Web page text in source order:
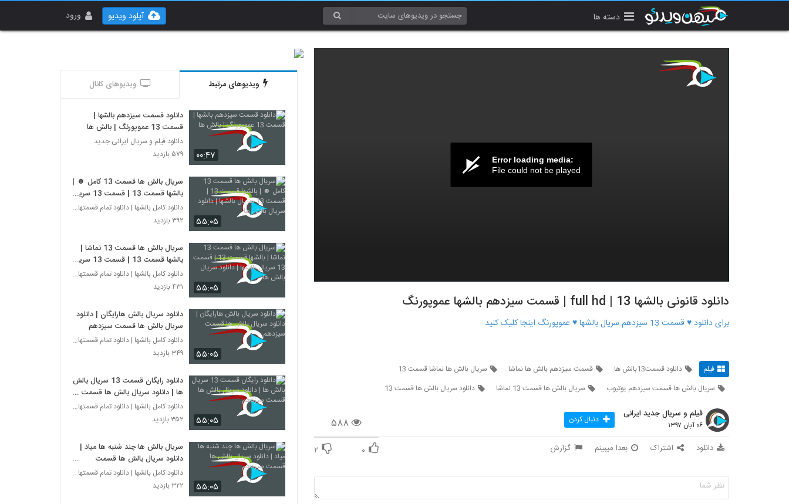
دسته ها ورود آپلود ویدیو
Error loading media:
File could not be played
دانلود قانونی بالشها 13 | full hd | قسمت سیزدهم بالشها عموپورنگ
برای دانلود ♥ قسمت 13 سیزدهم سریال بالشها ♥ عموپورنگ اینجا کلیک کنید
فیلم دانلود قسمت13بالش ها قسمت سیزدهم بالش ها نماشا
سریال بالش ها نماشا قسمت 13
سریال بالش ها قسمت سیزدهم یوتیوب
سریال بالش ها قسمت 13 نماشا دانلود سریال بالش ها قسمت 13
۵۸۸
فیلم و سریال جدید ایرانی
۰۶ آبان ۱۳۹۷ دنبال کردن
دانلود اشتراک بعدا میبینم گزارش ۰ ۲
ویدیوهای مرتبط ویدیوهای کانال
۰۰:۴۷
دانلود قسمت سیزدهم بالشها |
قسمت 13 عموپورنگ | بالش ها
دانلود فیلم و سریال ایرانی جدید
۵۷۹ بازدید
۵۵:۰۵
سریال بالش ها قسمت 13 کامل ☻ |
بالشها قسمت 13 | قسمت 13 سریال
بالشها | دانلود سریال بالش ها
دانلود کامل بالشها | دانلود تمام قسمتهای سریال بال
۳۹۲ بازدید
۵۵:۰۵
سریال بالش ها قسمت 13 نماشا |
بالشها قسمت 13 | قسمت 13 سریال
بالشها | دانلود سریال بالش ها
دانلود کامل بالشها | دانلود تمام قسمتهای سریال بال
۴۳۱ بازدید
۵۵:۰۵
دانلود سریال بالش ها‌رایگان | دانلود
سریال بالش ها قسمت سیزدهم
دانلود کامل بالشها | دانلود تمام قسمتهای سریال بال
۳۴۹ بازدید
۵۵:۰۵
دانلود رایگان قسمت 13 سریال بالش
ها | دانلود سریال بالش ها قسمت
سیزدهم
دانلود کامل بالشها | دانلود تمام قسمتهای سریال بال
۳۵۲ بازدید
۵۵:۰۵
سریال بالش ها چند شنبه ها میاد |
دانلود سریال بالش ها قسمت
سیزدهم
دانلود کامل بالشها | دانلود تمام قسمتهای سریال بال
۳۲۲ بازدید